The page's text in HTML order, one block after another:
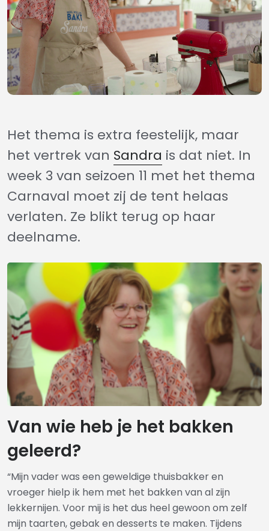
Het thema is extra feestelijk, maar
het vertrek van Sandra is dat niet. In
week 3 van seizoen 11 met het thema
Carnaval moet zij de tent helaas
verlaten. Ze blikt terug op haar
deelname.
Van wie heb je het bakken
geleerd?
“Mijn vader was een geweldige thuisbakker en
vroeger hielp ik hem met het bakken van al zijn
lekkernijen. Voor mij is het dus heel gewoon om zelf
mijn taarten, gebak en desserts te maken. Tijdens